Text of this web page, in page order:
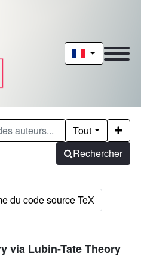
Tout
Rechercher
via Lubin-Tate Theory